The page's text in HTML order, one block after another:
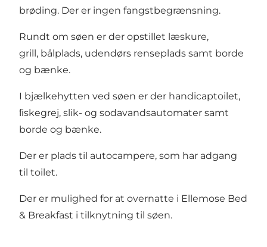
brøding. Der er ingen fangstbegrænsning.
Rundt om søen er der opstillet læskure,
grill, bålplads, udendørs renseplads samt borde
og bænke.
I bjælkehytten ved søen er der handicaptoilet,
ﬁskegrej, slik- og sodavandsautomater samt
borde og bænke.
Der er plads til autocampere, som har adgang
til toilet.
Der er mulighed for at overnatte i Ellemose Bed
& Breakfast i tilknytning til søen.